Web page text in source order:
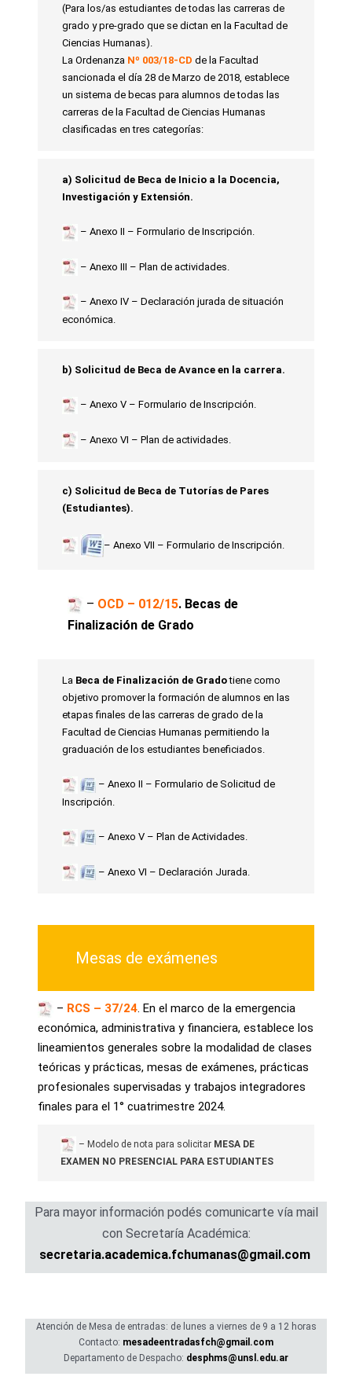
(Para los/as estudiantes de todas las carreras de
grado y pre-grado que se dictan en la Facultad de
Ciencias Humanas).
La Ordenanza Nº 003/18-CD de la Facultad
sancionada el día 28 de Marzo de 2018, establece
un sistema de becas para alumnos de todas las
carreras de la Facultad de Ciencias Humanas
clasificadas en tres categorías:
a) Solicitud de Beca de Inicio a la Docencia,
Investigación y Extensión.
– Anexo II – Formulario de Inscripción.
– Anexo III – Plan de actividades.
– Anexo IV – Declaración jurada de situación
económica.
b) Solicitud de Beca de Avance en la carrera.
– Anexo V – Formulario de Inscripción.
– Anexo VI – Plan de actividades.
c) Solicitud de Beca de Tutorías de Pares
(Estudiantes).
– Anexo VII – Formulario de Inscripción.
– OCD – 012/15. Becas de
Finalización de Grado
La Beca de Finalización de Gradotiene como
objetivo promover la formación de alumnos en las
etapas finales de las carreras de grado de la
Facultad de Ciencias Humanas permitiendo la
graduación de los estudiantes beneficiados.
– Anexo II – Formulario de Solicitud de
Inscripción.
– Anexo V – Plan de Actividades.
– Anexo VI – Declaración Jurada.
Mesas de exámenes
– RCS – 37/24. En el marco de la emergencia
económica, administrativa y financiera, establece los
lineamientos generales sobre la modalidad de clases
teóricas y prácticas, mesas de exámenes, prácticas
profesionales supervisadas y trabajos integradores
finales para el 1° cuatrimestre 2024.
– Modelo de nota para solicitar MESA DE
EXAMEN NO PRESENCIAL PARA ESTUDIANTES
Para mayor información podés comunicarte vía mail
con Secretaría Académica:
secretaria.academica.fchumanas@gmail.com
Atención de Mesa de entradas: de lunes a viernes de 9 a 12 horas
Contacto: mesadeentradasfch@gmail.com
Departamento de Despacho: desphms@unsl.edu.ar